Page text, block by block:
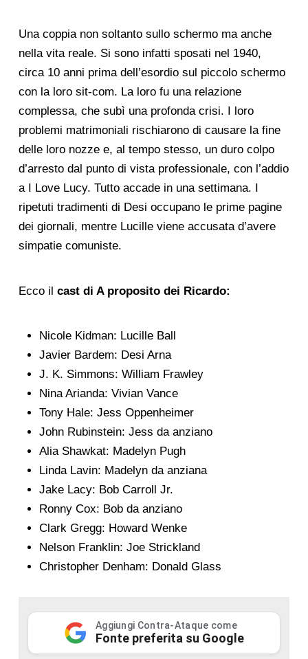
Una coppia non soltanto sullo schermo ma anche
nella vita reale. Si sono infatti sposati nel 1940,
circa 10 anni prima dell’esordio sul piccolo schermo
con la loro sit-com. La loro fu una relazione
complessa, che subì una profonda crisi. I loro
problemi matrimoniali rischiarono di causare la fine
delle loro nozze e, al tempo stesso, un duro colpo
d’arresto dal punto di vista professionale, con l’addio
a I Love Lucy. Tutto accade in una settimana. I
ripetuti tradimenti di Desi occupano le prime pagine
dei giornali, mentre Lucille viene accusata d’avere
simpatie comuniste.
Ecco il cast di A proposito dei Ricardo:
Nicole Kidman: Lucille Ball
Javier Bardem: Desi Arna
J. K. Simmons: William Frawley
Nina Arianda: Vivian Vance
Tony Hale: Jess Oppenheimer
John Rubinstein: Jess da anziano
Alia Shawkat: Madelyn Pugh
Linda Lavin: Madelyn da anziana
Jake Lacy: Bob Carroll Jr.
Ronny Cox: Bob da anziano
Clark Gregg: Howard Wenke
Nelson Franklin: Joe Strickland
Christopher Denham: Donald Glass
Aggiungi Contra-Ataque come
Fonte preferita su Google